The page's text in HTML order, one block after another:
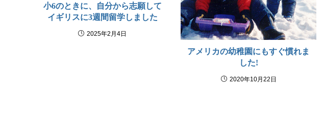
小6のときに、自分から志願して
イギリスに3週間留学しました
2025年2月4日
アメリカの幼稚園にもすぐ慣れま
した!
2020年10月22日